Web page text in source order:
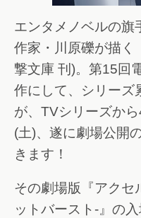
エンタメノベルの旗
作家・川原礫が描く
撃文庫 刊)。第15回
作にして、シリーズ
が、TVシリーズか
(土)、遂に劇場公開
きます！
その劇場版『アクセ
ットバースト-』の